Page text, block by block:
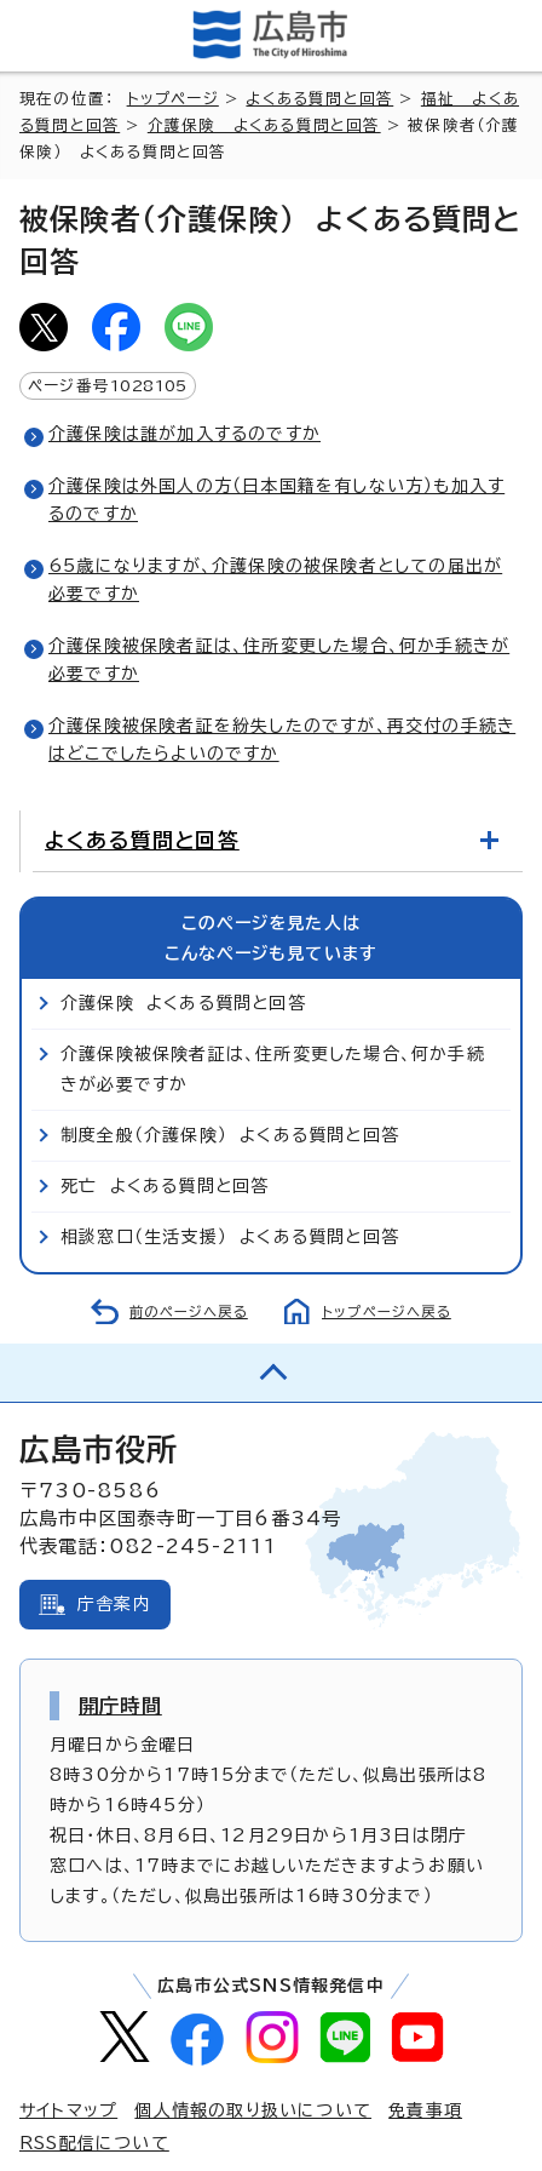
現在の位置： トップページ > よくある質問と回答 > 福祉 よくあ
る質問と回答
> 介護保険 よくある質問と回答
> 被保険者（介護
保険） よくある質問と回答
被保険者（介護保険） よくある質問と
回答
ページ番号 1028105
介護保険は誰が加入するのですか
介護保険は外国人の方（日本国籍を有しない方）も加入す
るのですか
65歳になりますが、介護保険の被保険者としての届出が
必要ですか
介護保険被保険者証は、住所変更した場合、何か手続きが
必要ですか
介護保険被保険者証を紛失したのですが、再交付の手続き
はどこでしたらよいのですか
よくある質問と回答
このページを見た人は
こんなページも見ています
介護保険 よくある質問と回答
介護保険被保険者証は、住所変更した場合、何か手続
きが必要ですか
制度全般（介護保険） よくある質問と回答
死亡 よくある質問と回答
相談窓口（生活支援） よくある質問と回答
前のページへ戻る トップページへ戻る
広島市役所
〒730-8586
広島市中区国泰寺町一丁目6番34号
代表電話：082-245-2111
庁舎案内
開庁時間
月曜日から金曜日
8時30分から17時15分まで（ただし、似島出張所は8
時から16時45分）
祝日・休日、8月6日、12月29日から1月3日は閉庁
窓口へは、17時までにお越しいただきますようお願い
します。（ただし、似島出張所は16時30分まで）
広島市公式SNS情報発信中
サイトマップ 個人情報の取り扱いについて
免責事項
RSS配信について